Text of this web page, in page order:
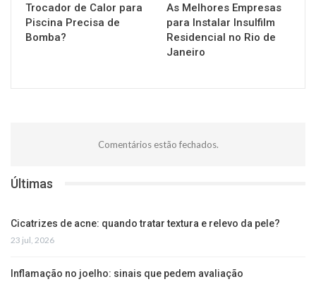
Trocador de Calor para
Piscina Precisa de
Bomba?
As Melhores Empresas
para Instalar Insulfilm
Residencial no Rio de
Janeiro
Comentários estão fechados.
Últimas
Cicatrizes de acne: quando tratar textura e relevo da pele?
23 jul, 2026
Inflamação no joelho: sinais que pedem avaliação